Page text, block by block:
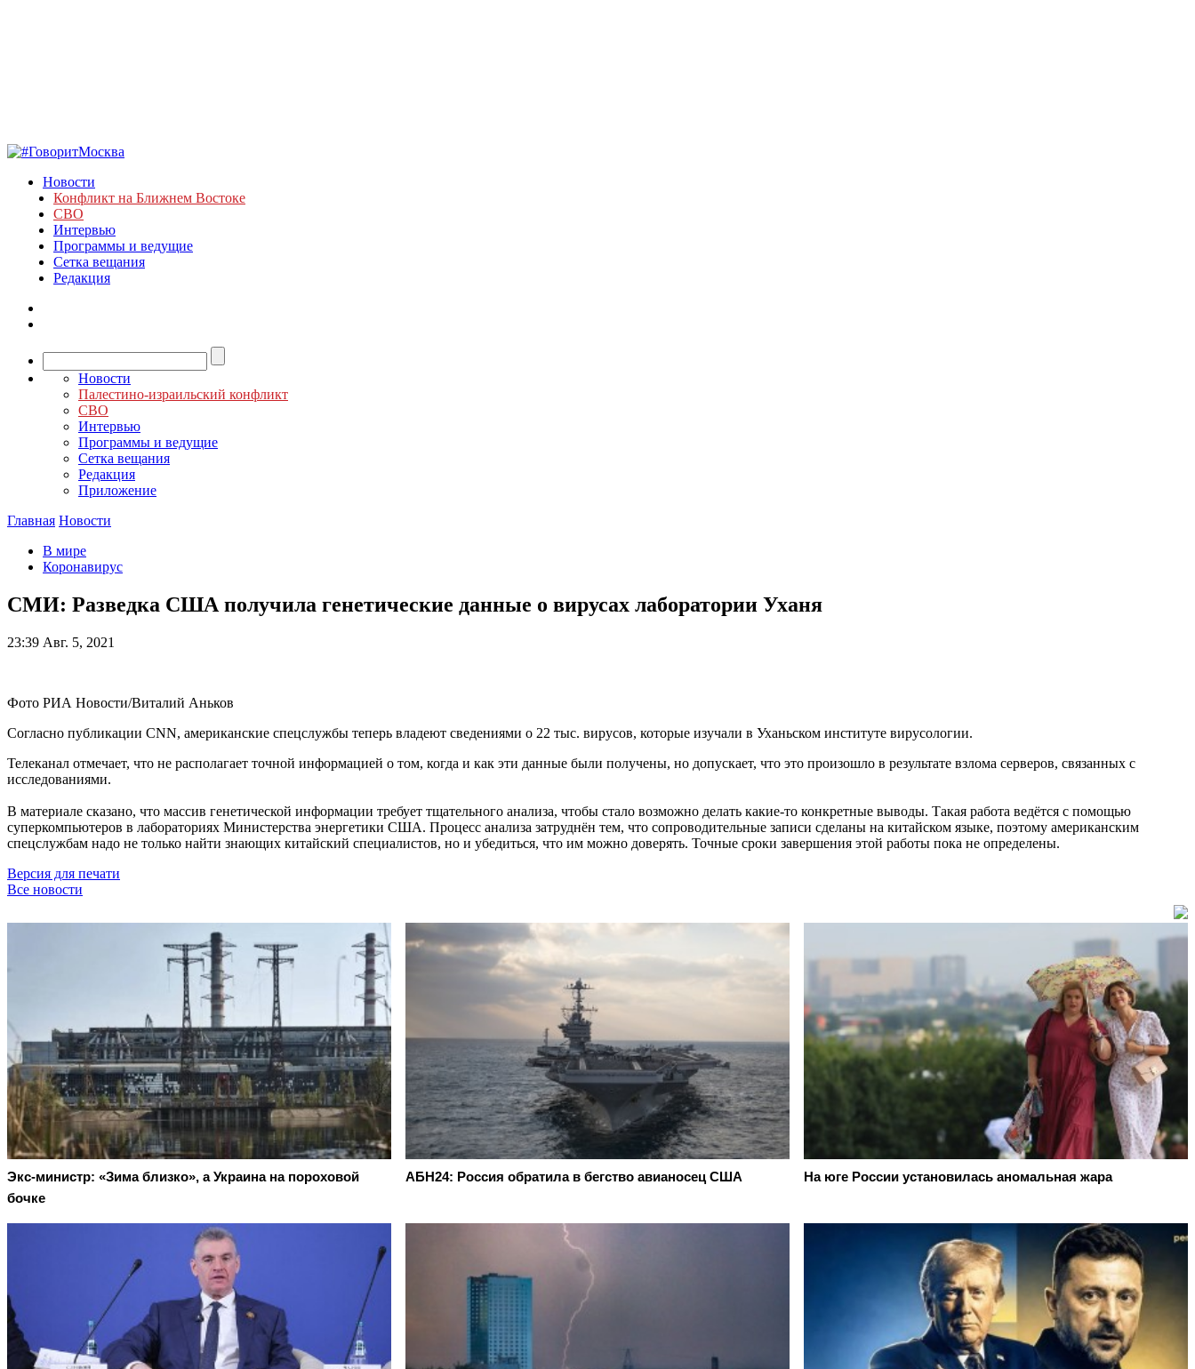
Новости
Конфликт на Ближнем Востоке
СВО
Интервью
Программы и ведущие
Сетка вещания
Редакция
Новости
Палестино-израильский конфликт
СВО
Интервью
Программы и ведущие
Сетка вещания
Редакция
Приложение
Главная Новости
В мире
Коронавирус
СМИ: Разведка США получила генетические данные о вирусах лаборатории Уханя
23:39 Авг. 5, 2021
Фото РИА Новости/Виталий Аньков
Согласно публикации CNN, американские спецслужбы теперь владеют сведениями о 22 тыс. вирусов, которые изучали в Уханьском институте вирусологии.
Телеканал отмечает, что не располагает точной информацией о том, когда и как эти данные были получены, но допускает, что это произошло в результате взлома серверов, связанных с
исследованиями.
В материале сказано, что массив генетической информации требует тщательного анализа, чтобы стало возможно делать какие-то конкретные выводы. Такая работа ведётся с помощью
суперкомпьютеров в лабораториях Министерства энергетики США. Процесс анализа затруднён тем, что сопроводительные записи сделаны на китайском языке, поэтому американским
спецслужбам надо не только найти знающих китайский специалистов, но и убедиться, что им можно доверять. Точные сроки завершения этой работы пока не определены.
Версия для печати
Все новости
Экс-министр: «Зима близко», а Украина на пороховой
бочке
АБН24: Россия обратила в бегство авианосец США На юге России установилась аномальная жара